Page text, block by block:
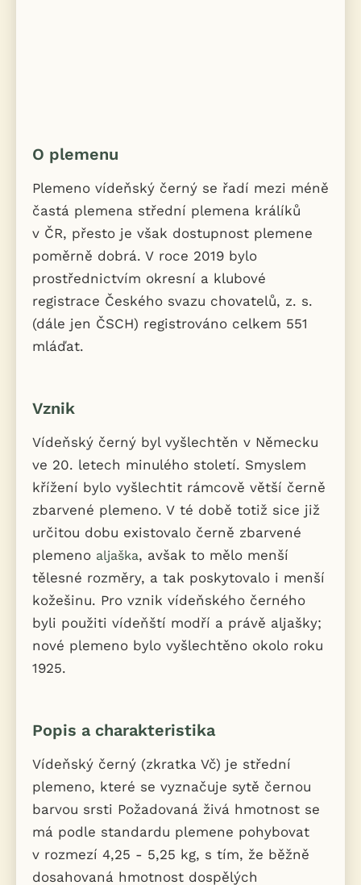
O plemenu
Plemeno vídeňský černý se řadí mezi méně
častá plemena střední plemena králíků
v ČR, přesto je však dostupnost plemene
poměrně dobrá. V roce 2019 bylo
prostřednictvím okresní a klubové
registrace Českého svazu chovatelů, z. s.
(dále jen ČSCH) registrováno celkem 551
mláďat.
Vznik
Vídeňský černý byl vyšlechtěn v Německu
ve 20. letech minulého století. Smyslem
křížení bylo vyšlechtit rámcově větší černě
zbarvené plemeno. V té době totiž sice již
určitou dobu existovalo černě zbarvené
plemeno aljaška, avšak to mělo menší
tělesné rozměry, a tak poskytovalo i menší
kožešinu. Pro vznik vídeňského černého
byli použiti vídeňští modří a právě aljašky;
nové plemeno bylo vyšlechtěno okolo roku
1925.
Popis a charakteristika
Vídeňský černý (zkratka Vč) je střední
plemeno, které se vyznačuje sytě černou
barvou srsti Požadovaná živá hmotnost se
má podle standardu plemene pohybovat
v rozmezí 4,25 - 5,25 kg, s tím, že běžně
dosahovaná hmotnost dospělých